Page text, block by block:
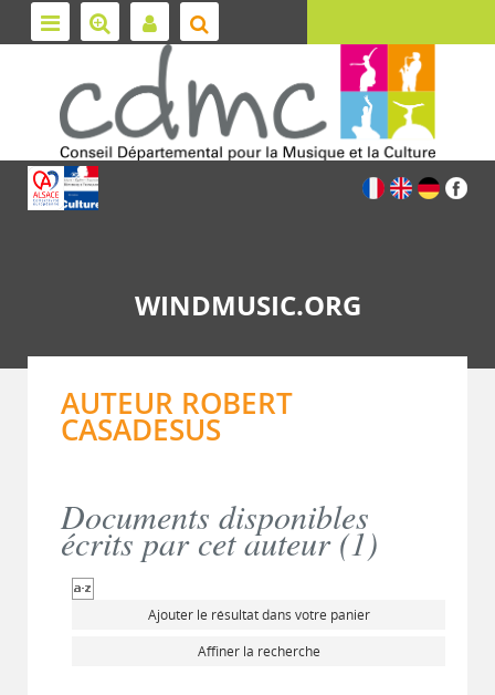
WINDMUSIC.ORG
AUTEUR ROBERT
CASADESUS
Documents disponibles
écrits par cet auteur (1)
Ajouter le résultat dans votre panier
Affiner la recherche